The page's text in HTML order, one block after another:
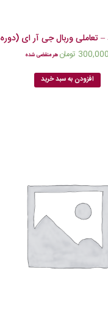
وربال جی آر ای (دوره 289)
300,000 تومان هر منقضی شده
افزودن به سبد خرید